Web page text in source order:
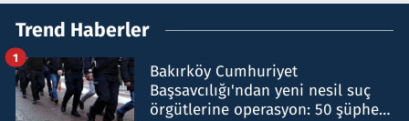
Trend Haberler
Bakırköy Cumhuriyet
Başsavcılığı'ndan yeni nesil suç
örgütlerine operasyon: 50 şüpheli
1